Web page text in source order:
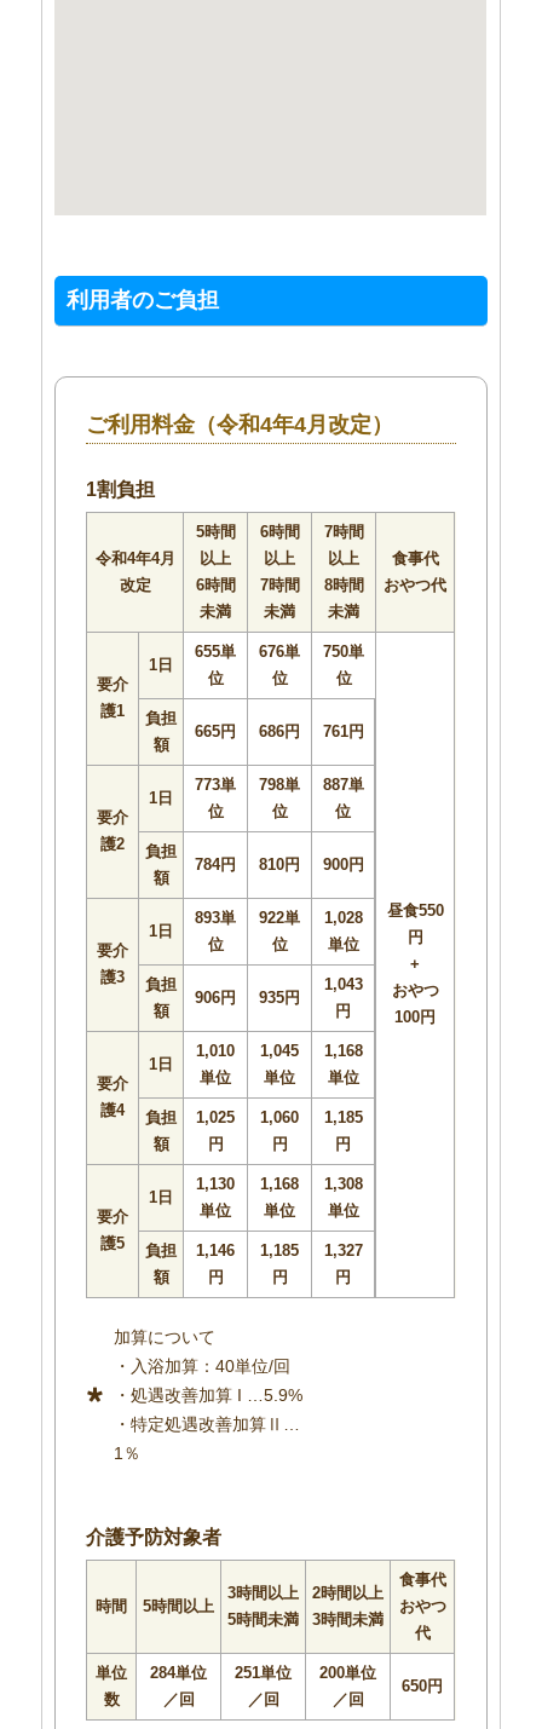
利用者のご負担
ご利用料金（令和4年4月改定）
1割負担
令和4年4月
改定
5時間
以上
6時間
未満
6時間
以上
7時間
未満
7時間
以上
8時間
未満
食事代
おやつ代
要介
護1
1日
655単
位
676単
位
750単
位
昼食550
円
+
おやつ
100円
負担
額
665円 686円 761円
要介
護2
1日
773単
位
798単
位
887単
位
負担
額
784円 810円 900円
要介
護3
1日
893単
位
922単
位
1,028
単位
負担
額
906円 935円
1,043
円
要介
護4
1日
1,010
単位
1,045
単位
1,168
単位
負担
額
1,025
円
1,060
円
1,185
円
要介
護5
1日
1,130
単位
1,168
単位
1,308
単位
負担
額
1,146
円
1,185
円
1,327
円
加算について
・入浴加算：40単位/回
・処遇改善加算 I …5.9%
・特定処遇改善加算Ⅱ…
1
介護予防対象者
時間 5時間以上
3時間以上
5時間未満
2時間以上
3時間未満
食事代
おやつ
代
単位
数
284単位
／回
251単位
／回
200単位
／回
650円